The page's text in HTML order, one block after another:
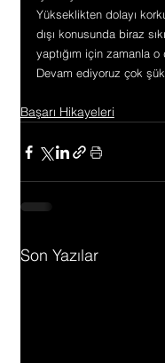
Yükseklikten dolayı
dışı konusunda biraz
yaptığım için zamanla o
Devam ediyoruz çok
Başarı Hikayeleri
Son Yazılar